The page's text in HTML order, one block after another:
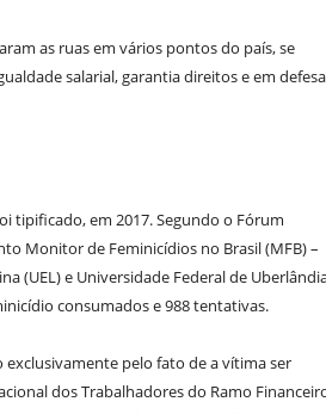
as ruas em vários pontos do país, se
salarial, garantia direitos e em defesa
tipificado, em 2017. Segundo o Fórum
Monitor de Feminicídios no Brasil (MFB) –
(UEL) e Universidade Federal de
consumados e 988 tentativas.
pelo fato de a vítima ser
dos Trabalhadores do Ramo